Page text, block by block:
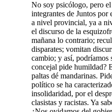
No soy psicólogo, pero el
integrantes de Juntos
a nivel provincial, ya a
el discurso de la
mañana lo contrario;
disparates; vomitan
cambio; y así, podríamos
concejal pide humildad?
paltas dé mandarinas.
político se ha
insolidaridad, por el
clasistas y racistas. Ya